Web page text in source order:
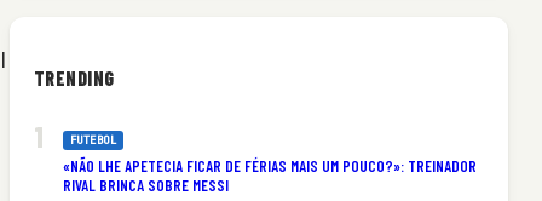
TRENDING
FUTEBOL
«NÃO LHE APETECIA FICAR DE FÉRIAS MAIS UM POUCO?»: TREINADOR
RIVAL BRINCA SOBRE MESSI